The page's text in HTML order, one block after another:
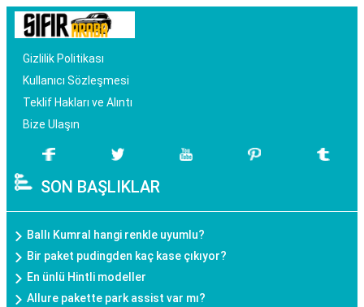
Gizlilik Politikası
Kullanıcı Sözleşmesi
Teklif Hakları ve Alıntı
Bize Ulaşın
SON BAŞLIKLAR
Ballı Kumral hangi renkle uyumlu?
Bir paket pudingden kaç kase çıkıyor?
En ünlü Hintli modeller
Allure pakette park assist var mı?